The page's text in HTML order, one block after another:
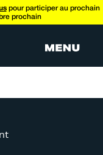
pour participer au prochain
prochain